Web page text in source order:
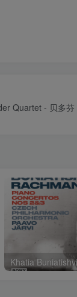
Quartet - 贝多